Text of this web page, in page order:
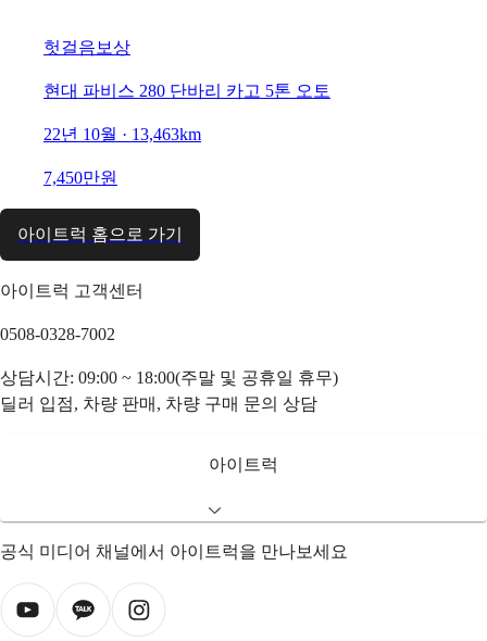
헛걸음보상
현대 파비스 280 단바리 카고 5톤 오토
22년 10월 · 13,463km
7,450만원
아이트럭 홈으로 가기
아이트럭 고객센터
0508-0328-7002
상담시간: 09:00 ~ 18:00(주말 및 공휴일 휴무)
딜러 입점, 차량 판매, 차량 구매 문의 상담
아이트럭
공식 미디어 채널에서 아이트럭을 만나보세요